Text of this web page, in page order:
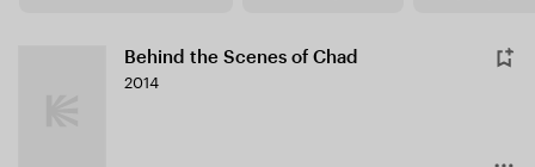
Behind the Scenes of Chad
2014